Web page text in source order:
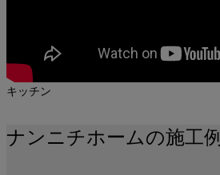
キッチン
ナンニチホームの施工例